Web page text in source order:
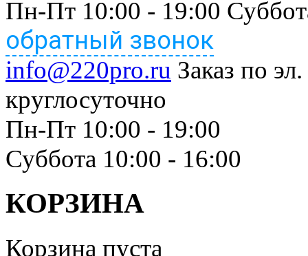
Пн-Пт 10:00 - 19:00
обратный звонок
info@220pro.ru Заказ по
круглосуточно
Пн-Пт 10:00 - 19:00
Суббота 10:00 - 16:00
КОРЗИНА
Корзина пуста